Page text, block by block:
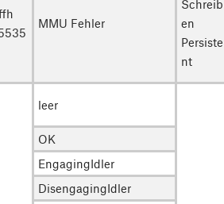
MMU Fehler
Schreib
en
Persiste
nt
leer
OK
EngagingIdler
DisengagingIdler